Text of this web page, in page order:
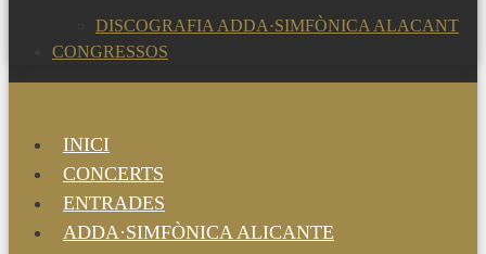
DISCOGRAFIA ADDA·SIMFÒNICA ALACANT
CONGRESSOS
INICI
CONCERTS
ENTRADES
ADDA·SIMFÒNICA ALICANTE